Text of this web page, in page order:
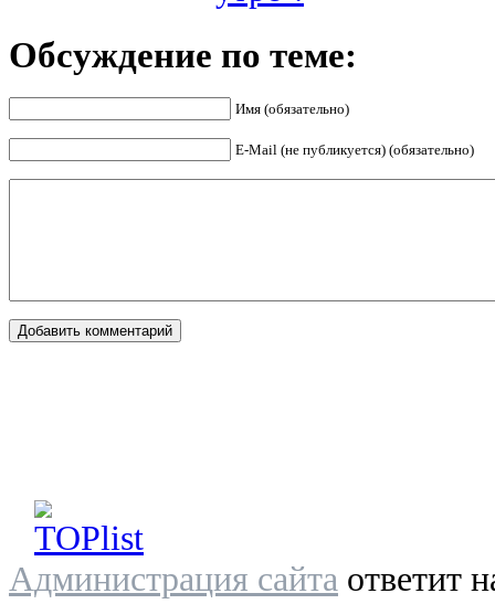
Обсуждение по теме:
Имя (обязательно)
E-Mail (не публикуется) (обязательно)
Администрация сайта ответит